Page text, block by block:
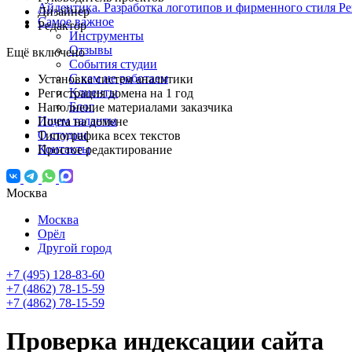
Айдентика. Разработка логотипов и фирменного стиля
Самое важное
Инструменты
Отзывы
События студии
С кем не работаем
Клиенты
Блог
Ищем таланты
О студии
Контакты
Москва
Москва
Орёл
Другой город
+7 (495) 128-83-60
+7 (4862) 78-15-59
+7 (4862) 78-15-59
Проверка индексации сайта
Дизайнер
Редактор
Ещё включено
Установка систем аналитики
Регистрация домена на 1 год
Наполнение материалами заказчика
Почта на домене
Типографика всех текстов
Простое редактирование